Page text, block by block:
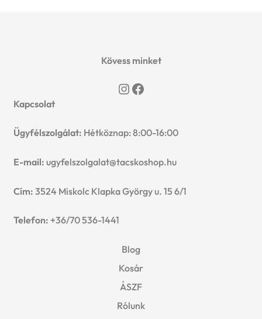
Kövess minket
Instagram
Facebook
Kapcsolat
Ügyfélszolgálat: Hétköznap: 8:00-16:00
E-mail: ugyfelszolgalat@tacskoshop.hu
Cím: 3524 Miskolc Klapka György u. 15 6/1
Telefon: +36/70 536-1441
Blog
Kosár
ÁSZF
Rólunk